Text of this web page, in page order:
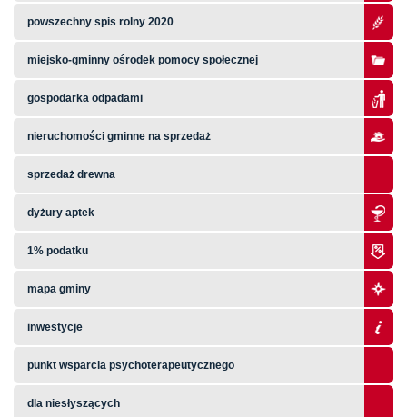
powszechny spis rolny 2020
miejsko-gminny ośrodek pomocy społecznej
gospodarka odpadami
nieruchomości gminne na sprzedaż
sprzedaż drewna
dyżury aptek
1% podatku
mapa gminy
inwestycje
punkt wsparcia psychoterapeutycznego
dla niesłyszących